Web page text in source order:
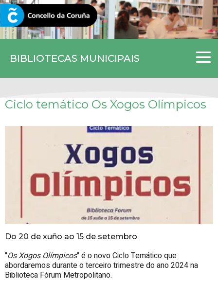
BIBLIOTECAS MUNICIPAIS
CORUNA.GAL
Ciclo temático Os Xogos Olímpicos
Do 20 de xuño ao 15 de setembro
"Os Xogos Olímpicos" é o novo Ciclo Temático que
abordaremos durante o terceiro trimestre do ano 2024 na
Biblioteca Fórum Metropolitano.